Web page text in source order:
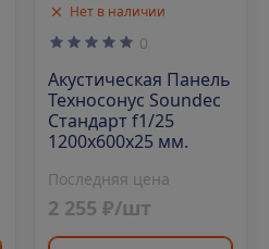
Нет в наличии
0
Акустическая Панель
Техносонус Soundec
Стандарт f1/25
1200х600х25 мм.
Последняя цена
2 255 ₽/шт